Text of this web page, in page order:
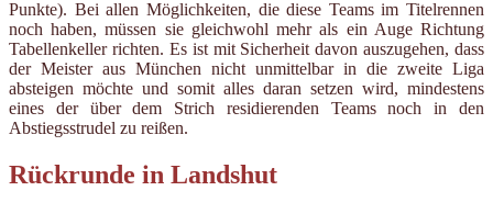
Punkte). Bei allen Möglichkeiten, die diese Teams im Titelrennen
noch haben, müssen sie gleichwohl mehr als ein Auge Richtung
Tabellenkeller richten. Es ist mit Sicherheit davon auszugehen, dass
der Meister aus München nicht unmittelbar in die zweite Liga
absteigen möchte und somit alles daran setzen wird, mindestens
eines der über dem Strich residierenden Teams noch in den
Abstiegsstrudel zu reißen.
Rückrunde in Landshut